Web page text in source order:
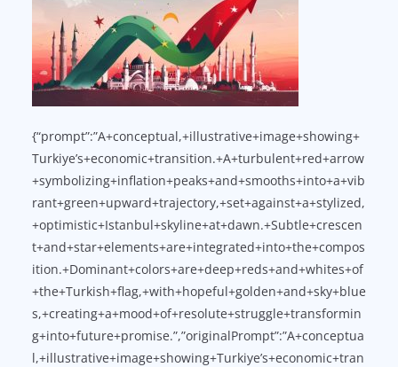
{“prompt”:”A+conceptual,+illustrative+image+showing+
Turkiye’s+economic+transition.+A+turbulent+red+arrow
+symbolizing+inflation+peaks+and+smooths+into+a+vib
rant+green+upward+trajectory,+set+against+a+stylized,
+optimistic+Istanbul+skyline+at+dawn.+Subtle+crescen
t+and+star+elements+are+integrated+into+the+compos
ition.+Dominant+colors+are+deep+reds+and+whites+of
+the+Turkish+flag,+with+hopeful+golden+and+sky+blue
s,+creating+a+mood+of+resolute+struggle+transformin
g+into+future+promise.”,”originalPrompt”:”A+conceptua
l,+illustrative+image+showing+Turkiye’s+economic+tran